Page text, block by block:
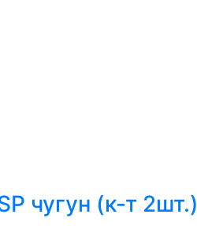
чугун (к-т 2шт.)